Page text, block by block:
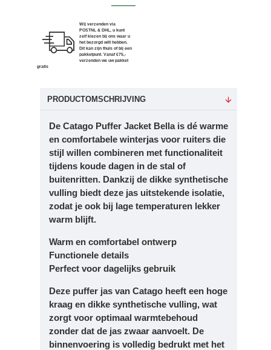
Wij verzenden via
POSTNL & DHL, u kunt
zelf kiezen bij ons waar u
het bezorgd wilt hebben.
Dit kan zijn thuis of bij een
pakketpunt. Vanaf €75,-
verzenden we uw pakket
gratis
PRODUCTOMSCHRIJVING
De Catago Puffer Jacket Bellais dé warme
en comfortabele winterjas voor ruiters die
stijl willen combineren met functionaliteit
tijdens koude dagen in de stal of
buitenritten. Dankzij de dikke synthetische
vulling biedt deze jas uitstekende isolatie,
zodat je ook bij lage temperaturen lekker
warm blijft.
Warm en comfortabel ontwerp
Functionele details
Perfect voor dagelijks gebruik
Deze puffer jas van Catago heeft een hoge
kraag en dikke synthetische vulling, wat
zorgt voor optimaal warmtebehoud
zonder dat de jas zwaar aanvoelt. De
binnenvoering is volledig bedrukt met het